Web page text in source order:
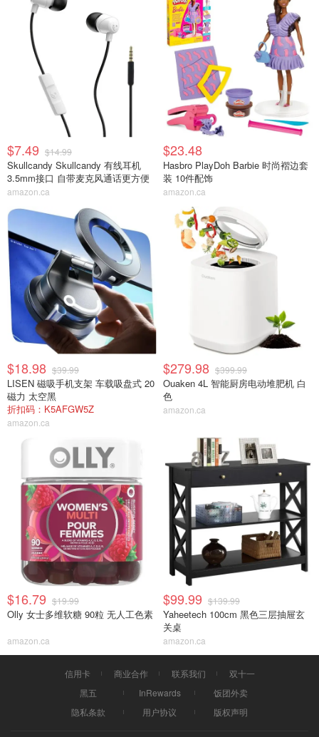
$7.49 $14.99
Skullcandy Skullcandy 有线耳机
3.5mm接口 自带麦克风通话更方便
amazon.ca
$23.48
Hasbro PlayDoh Barbie 时尚褶边套
装 10件配饰
amazon.ca
$18.98 $39.99
LISEN 磁吸手机支架 车载吸盘式 20
磁力 太空黑
折扣码：K5AFGW5Z
amazon.ca
$279.98 $399.99
Ouaken 4L 智能厨房电动堆肥机 白
色
amazon.ca
$16.79 $19.99
Olly 女士多维软糖 90粒 无人工色素
amazon.ca
$99.99 $139.99
Yaheetech 100cm 黑色三层抽屉玄
关桌
amazon.ca
信用卡 商业合作 联系我们
双十一
黑五
InRewards
饭团外卖
隐私条款
用户协议 版权声明